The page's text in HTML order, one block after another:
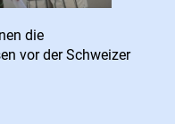
die
vor der Schweizer